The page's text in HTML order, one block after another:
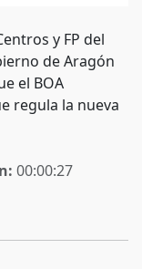
y FP del
de Aragón
el BOA
regula la nueva
00:00:27